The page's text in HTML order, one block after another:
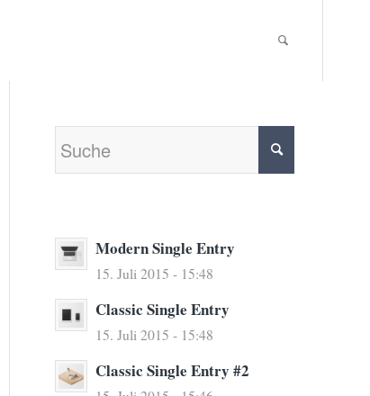
Modern Single Entry
15. Juli 2015 - 15:48
Classic Single Entry
15. Juli 2015 - 15:48
Classic Single Entry #2